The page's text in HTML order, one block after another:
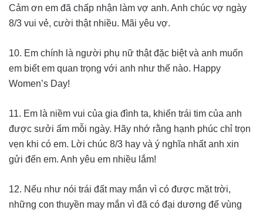
Cảm ơn em đã chấp nhận làm vợ anh. Anh chúc vợ ngày
8/3 vui vẻ, cười thật nhiều. Mãi yêu vợ.
10. Em chính là người phụ nữ thật đặc biệt và anh muốn
em biết em quan trọng với anh như thế nào. Happy
Women’s Day!
11. Em là niềm vui của gia đình ta, khiến trái tim của anh
được sưởi ấm mỗi ngày. Hãy nhớ rằng hạnh phúc chỉ trọn
vẹn khi có em. Lời chúc 8/3 hay và ý nghĩa nhất anh xin
gửi đến em. Anh yêu em nhiều lắm!
12. Nếu như nói trái đất may mắn vì có được mặt trời,
những con thuyền may mắn vì đã có đại dương để vùng